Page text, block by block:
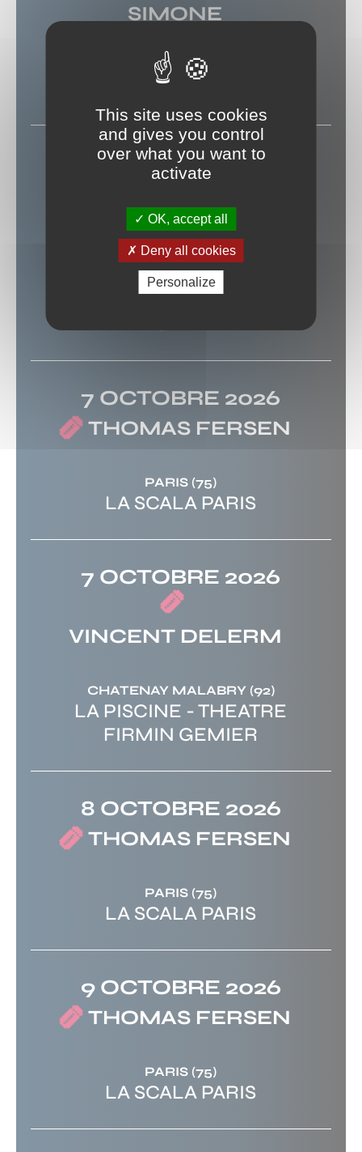
SIMONE
PARIS(75)
LE PETIT SAINT MARTIN
25 SEPTEMBRE 2026
ALBIN DE LA
SIMONE
LE PETIT SAINT MARTIN
7 OCTOBRE 2026
THOMAS FERSEN
PARIS (75)
LA SCALA PARIS
7 OCTOBRE 2026
VINCENT DELERM
CHATENAY MALABRY (92)
LA PISCINE - THEATRE
FIRMIN GEMIER
8 OCTOBRE 2026
THOMAS FERSEN
PARIS (75)
LA SCALA PARIS
9 OCTOBRE 2026
THOMAS FERSEN
PARIS (75)
LA SCALA PARIS
This site uses cookies
and gives you control
over what you want to
activate
OK, accept all
Deny all cookies
Personalize